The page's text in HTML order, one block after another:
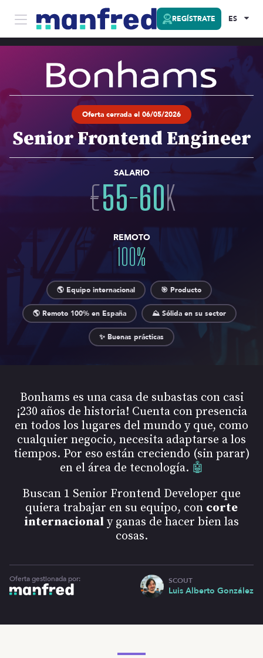
REGÍSTRATE ES
Oferta cerrada el 06/05/2026
Senior Frontend Engineer
SALARIO
€55-60K
REMOTO
100%
🌎 Equipo internacional 🎯 Producto
🌎 Remoto 100% en España ⛰️ Sólida en su sector
✨ Buenas prácticas
Bonhams es una casa de subastas con casi
¡230 años de historia! Cuenta con presencia
en todos los lugares del mundo y que, como
cualquier negocio, necesita adaptarse a los
tiempos. Por eso están creciendo (sin parar)
en el área de tecnología. 🤖
Buscan 1 Senior Frontend Developer que
quiera trabajar en su equipo, con corte
internacional y ganas de hacer bien las
cosas.
Oferta gestionada por: SCOUT
Luis Alberto González